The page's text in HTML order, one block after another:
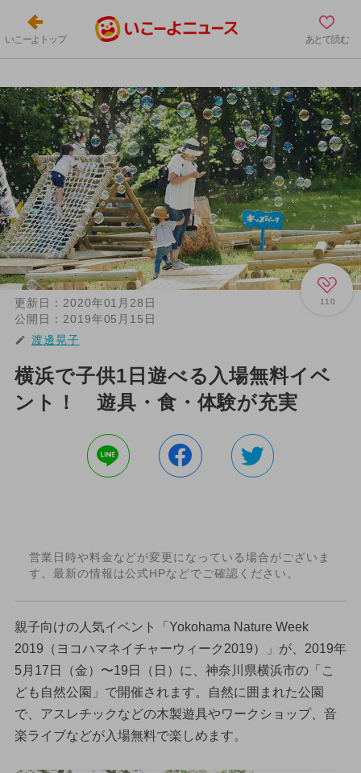
いこーよトップ あとで読む
110
更新日： 2020年01月28日
公開日： 2019年05月15日
渡邊晃子
横浜で子供1日遊べる入場無料イベ
ント！ 遊具・食・体験が充実
営業日時や料金などが変更になっている場合がございま
す。最新の情報は公式HPなどでご確認ください。
親子向けの人気イベント「Yokohama Nature Week
2019（ヨコハマネイチャーウィーク2019）」が、2019年
5月17日（金）〜19日（日）に、神奈川県横浜市の「こ
ども自然公園」で開催されます。自然に囲まれた公園
で、アスレチックなどの木製遊具やワークショップ、音
楽ライブなどが入場無料で楽しめます。